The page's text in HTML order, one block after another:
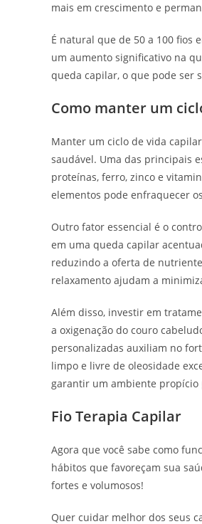
mais em crescimento e
É natural que de 50 a 100 fios
um aumento significativo na
queda capilar, o que pode ser
Como manter um
Manter um ciclo de vida
saudável. Uma das principais
proteínas, ferro, zinco e
elementos pode enfraquecer
Outro fator essencial é o
em uma queda capilar
reduzindo a oferta de
relaxamento ajudam a
Além disso, investir em
a oxigenação do couro
personalizadas auxiliam no
limpo e livre de oleosidade
garantir um ambiente propício
Fio Terapia Capilar
Agora que você sabe como
hábitos que favoreçam sua
fortes e volumosos!
Quer cuidar melhor dos seus